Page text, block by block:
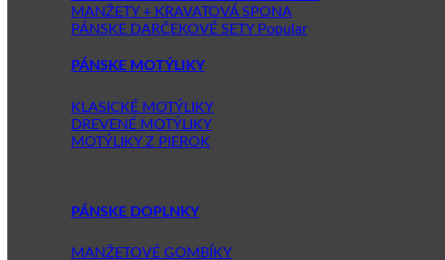
MANŽETY + KRAVATOVÁ SPONA
PÁNSKE DARČEKOVÉ SETY
PÁNSKE MOTÝLIKY
KLASICKÉ MOTÝLIKY
DREVENÉ MOTÝLIKY
MOTÝLIKY Z PIEROK
PÁNSKE DOPLNKY
MANŽETOVÉ GOMBÍKY